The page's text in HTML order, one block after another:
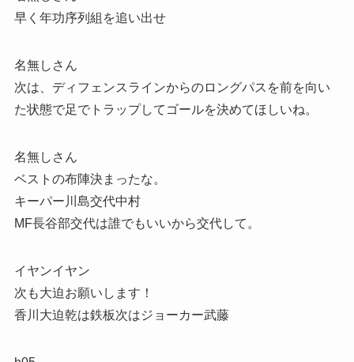
早く年功序列組を追い出せ
名無しさん
次は、ディフェンスラインからのロングパスを前を向い
た状態で足でトラップしてゴールを決めてほしいね。
名無しさん
ベストの布陣決まったな。
キーパー川島交代中村
MF長谷部交代は誰でもいいから交代して。
イヤンイヤン
次も大迫お願いします！
香川大迫乾は鉄板次はジョーカー武藤